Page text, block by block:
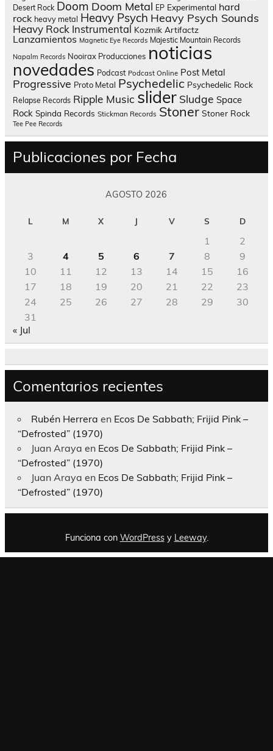
Desert Rock Doom Doom Metal EP Experimental hard
rock heavy metal Heavy Psych Heavy Psych Sounds
Heavy Rock Instrumental Kozmik Artifactz
Lanzamientos Magnetic Eye Records Majestic Mountain Records
Napalm Records Nooirax Producciones noticias
novedades Podcast Podcast Online Post Metal
Progressive Proto Metal Psychedelic Psychedelic Rock
Relapse Records Ripple Music slider Sludge Space
Rock Spinda Records Stickman Records Stoner Stoner Rock
Tee Pee Records
Publicaciones por Fecha
AGOSTO 2026
L M X J V S D
1
2
3
4 5 6 7 8
9
10
11 12 13 14 15
16
17
18 19 20 21 22
23
24
25 26 27 28 29
30
31
« Jul
Comentarios recientes
Rubén Herrera en Ecos De Sabbath; Frijid Pink –
“Defrosted” (1970)
Juan Araya en Ecos De Sabbath; Frijid Pink –
“Defrosted” (1970)
Juan Araya en Ecos De Sabbath; Frijid Pink –
“Defrosted” (1970)
Funciona con WordPressy Leeway.